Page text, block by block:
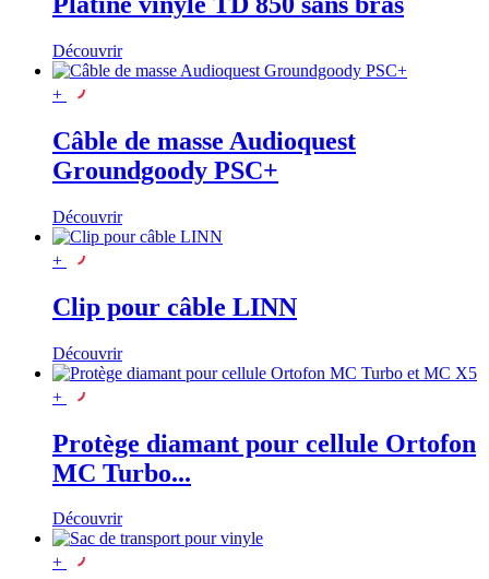
Découvrir
+
Câble de masse Audioquest
Groundgoody PSC+
Découvrir
+
Clip pour câble LINN
Découvrir
+
Protège diamant pour cellule Ortofon
MC Turbo...
Découvrir
+